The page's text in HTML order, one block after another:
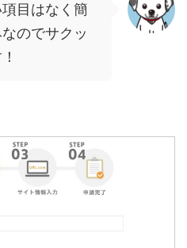
目はなく簡
のでサクッ